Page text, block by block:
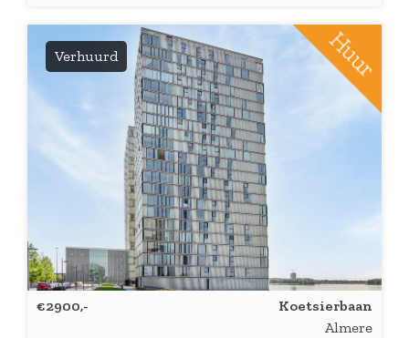
Koetsierbaan
Almere
€2900,-
Verhuurd